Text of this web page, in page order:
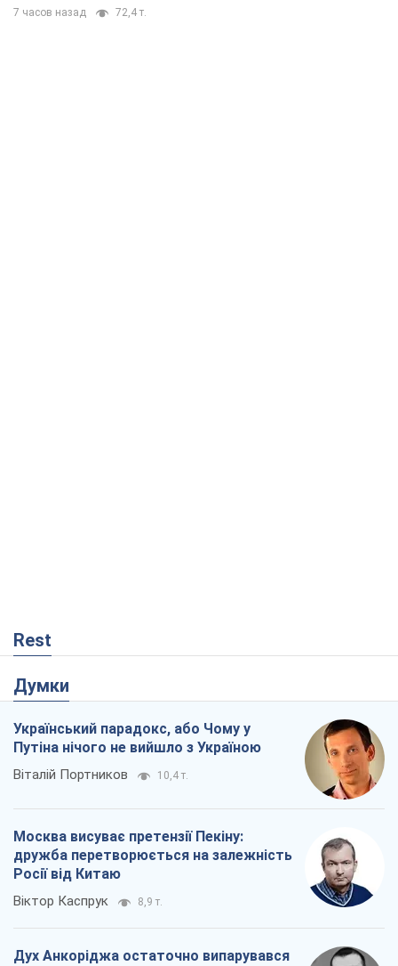
7 часов назад 72,4 т.
Rest
Думки
Український парадокс, або Чому у
Путіна нічого не вийшло з Україною
Віталій Портников 10,4 т.
Москва висуває претензії Пекіну:
дружба перетворюється на залежність
Росії від Китаю
Віктор Каспрук 8,9 т.
Дух Анкоріджа остаточно випарувався